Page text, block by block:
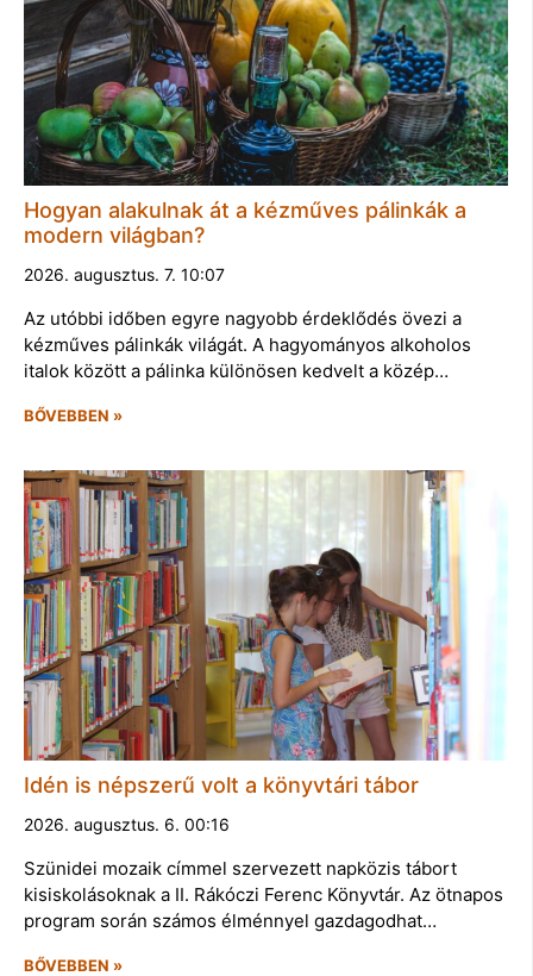
Hogyan alakulnak át a kézműves pálinkák a
modern világban?
2026. augusztus. 7. 10:07
Az utóbbi időben egyre nagyobb érdeklődés övezi a
kézműves pálinkák világát. A hagyományos alkoholos
italok között a pálinka különösen kedvelt a közép…
BŐVEBBEN »
Idén is népszerű volt a könyvtári tábor
2026. augusztus. 6. 00:16
Szünidei mozaik címmel szervezett napközis tábort
kisiskolásoknak a II. Rákóczi Ferenc Könyvtár. Az ötnapos
program során számos élménnyel gazdagodhat…
BŐVEBBEN »